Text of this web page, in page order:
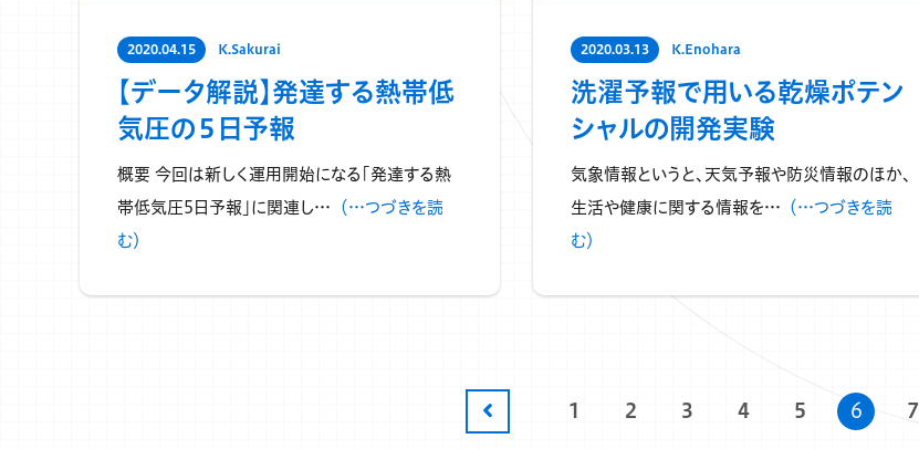
2020.04.15 K.Sakurai
【データ解説】発達する熱帯低
気圧の５日予報
概要 今回は新しく運用開始になる「発達する熱
帯低気圧5日予報」に関連し… （…つづきを読
む）
2020.03.13 K.Enohara
洗濯予報で用いる乾燥ポテン
シャルの開発実験
気象情報というと、天気予報や防災情報のほか、
生活や健康に関する情報を… （…つづきを読
む）
1 2 3 4 5 6 7